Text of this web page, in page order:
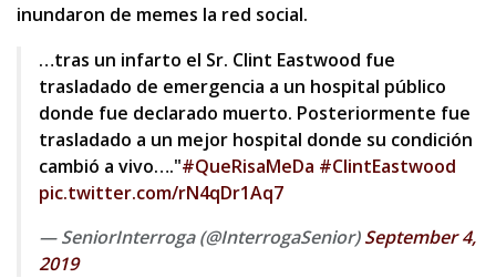
inundaron de memes la red social.
…tras un infarto el Sr. Clint Eastwood fue
trasladado de emergencia a un hospital público
donde fue declarado muerto. Posteriormente fue
trasladado a un mejor hospital donde su condición
cambió a vivo…."#QueRisaMeDa #ClintEastwood
pic.twitter.com/rN4qDr1Aq7
— SeniorInterroga (@InterrogaSenior)September 4,
2019